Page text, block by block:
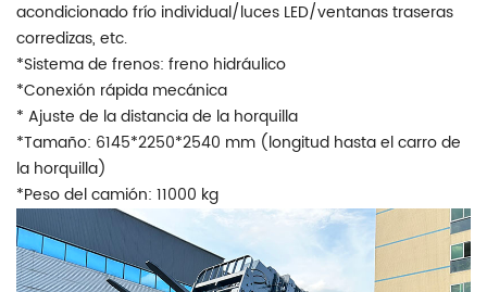
acondicionado frío individual/luces LED/ventanas traseras
corredizas, etc.
*Sistema de frenos: freno hidráulico
*Conexión rápida mecánica
* Ajuste de la distancia de la horquilla
*Tamaño: 6145*2250*2540 mm (longitud hasta el carro de
la horquilla)
*Peso del camión: 11000 kg